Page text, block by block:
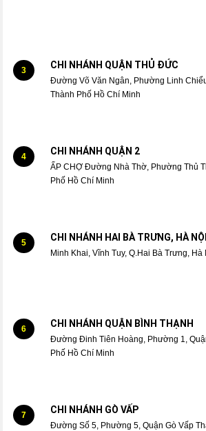
3 CHI NHÁNH QUẬN THỦ ĐỨC
Đường Võ Văn Ngân, Phường Linh
Thành Phố Hồ Chí Minh
4 CHI NHÁNH QUẬN 2
ẤP CHỢ Đường Nhà Thờ, Phường Thủ
Phố Hồ Chí Minh
5 CHI NHÁNH HAI BÀ TRƯNG, HÀ NỘI
Minh Khai, Vĩnh Tuy, Q.Hai Bà Trưng, Hà
6 CHI NHÁNH QUẬN BÌNH THẠNH
Đường Đinh Tiên Hoàng, Phường 1,
Phố Hồ Chí Minh
7 CHI NHÁNH GÒ VẤP
Đường Số 5, Phường 5, Quận Gò Vấp